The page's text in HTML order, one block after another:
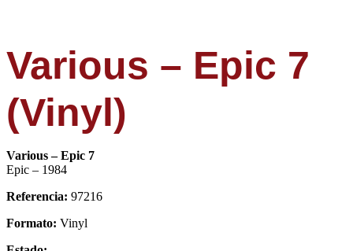
Various – Epic 7
(Vinyl)
Various – Epic 7
Epic – 1984
Referencia: 97216
Formato: Vinyl